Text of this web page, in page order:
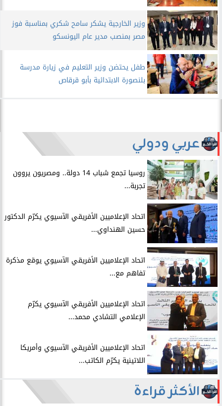
وزير الخارجية يشكر سامح شكري بمناسبة فوز
مصر بمنصب مدير عام اليونسكو
طفل يحتضن وزير التعليم في زيارة مدرسة
بلنصورة الابتدائية بأبو قرقاص
عربي ودولي
روسيا تجمع شباب 14 دولة.. ومصريون يروون
تجربة...
اتحاد الإعلاميين الأفريقي الآسيوي يكرّم الدكتور
حسين الهنداوي...
اتحاد الإعلاميين الأفريقي الآسيوي يوقع مذكرة
تفاهم مع...
اتحاد الإعلاميين الأفريقي الآسيوي يكرّم
الإعلامي التشادي محمد...
اتحاد الإعلاميين الأفريقي الآسيوي وأمريكا
اللاتينية يكرّم الكاتب...
الأكثر قراءة